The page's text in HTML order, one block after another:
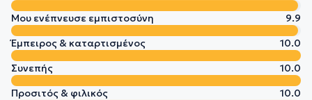
Μου ενέπνευσε εμπιστοσύνη
9.9
Έμπειρος & καταρτισμένος
10.0
Συνεπής
10.0
Προσιτός & φιλικός
10.0